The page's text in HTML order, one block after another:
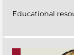
Educational